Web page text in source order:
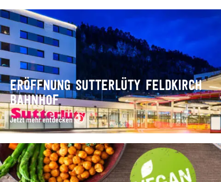
ERÖFFNUNG SUTTERLÜTY FELDKIRCH
BAHNHOF
Jetzt mehr entdecken